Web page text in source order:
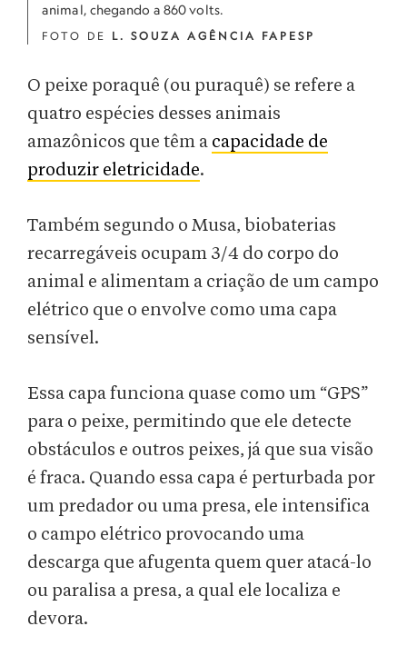
animal, chegando a 860 volts.
FOTO DE L. SOUZA AGÊNCIA FAPESP
O peixe poraquê (ou puraquê) se refere a
quatro espécies desses animais
amazônicos que têm a capacidade de
produzir eletricidade.
Também segundo o Musa, biobaterias
recarregáveis ocupam 3/4 do corpo do
animal e alimentam a criação de um campo
elétrico que o envolve como uma capa
sensível.
Essa capa funciona quase como um “GPS”
para o peixe, permitindo que ele detecte
obstáculos e outros peixes, já que sua visão
é fraca. Quando essa capa é perturbada por
um predador ou uma presa, ele intensifica
o campo elétrico provocando uma
descarga que afugenta quem quer atacá-lo
ou paralisa a presa, a qual ele localiza e
devora.